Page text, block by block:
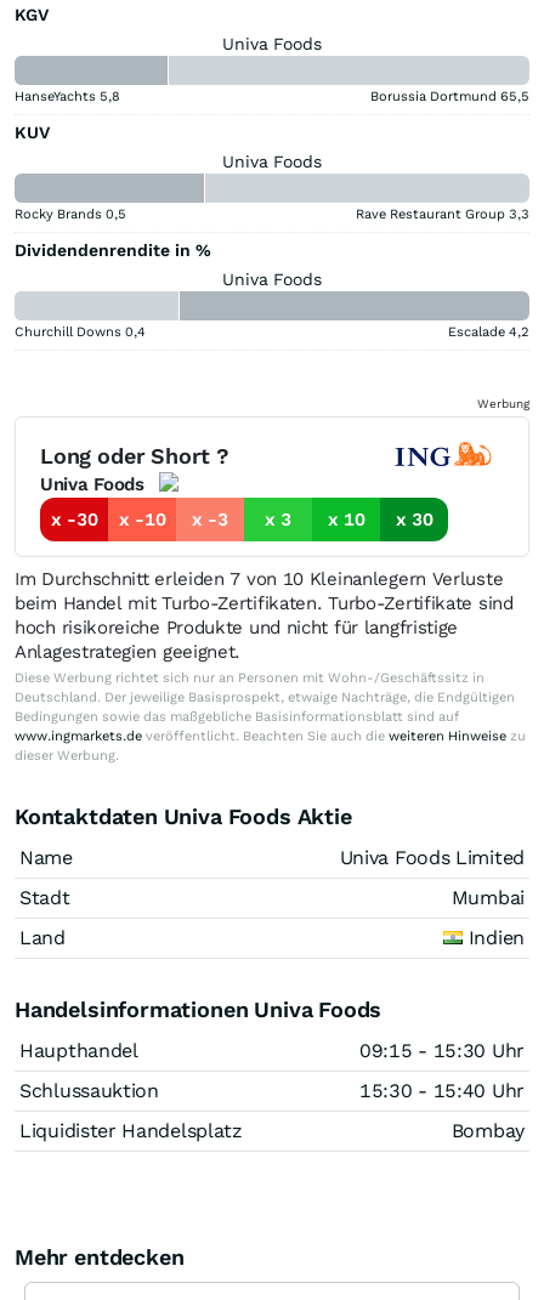
KGV
Univa Foods
HanseYachts 5,8 Borussia Dortmund 65,5
KUV
Univa Foods
Rocky Brands 0,5 Rave Restaurant Group 3,3
Dividendenrendite in %
Univa Foods
Churchill Downs 0,4 Escalade 4,2
Werbung
Long oder Short ?
Univa Foods
x -30
x -10 x -3 x 3 x 10 x 30
Im Durchschnitt erleiden 7 von 10 Kleinanlegern Verluste
beim Handel mit Turbo-Zertifikaten. Turbo-Zertifikate sind
hoch risikoreiche Produkte und nicht für langfristige
Anlagestrategien geeignet.
Diese Werbung richtet sich nur an Personen mit Wohn-/Geschäftssitz in
Deutschland. Der jeweilige Basisprospekt, etwaige Nachträge, die Endgültigen
Bedingungen sowie das maßgebliche Basisinformationsblatt sind auf
www.ingmarkets.de veröffentlicht. Beachten Sie auch die weiteren Hinweise zu
dieser Werbung.
Kontaktdaten Univa Foods Aktie
Name
Univa Foods Limited
Stadt
Mumbai
Land
Indien
Handelsinformationen Univa Foods
Haupthandel
09:15 - 15:30 Uhr
Schlussauktion
15:30 - 15:40 Uhr
Liquidister Handelsplatz
Bombay
Mehr entdecken